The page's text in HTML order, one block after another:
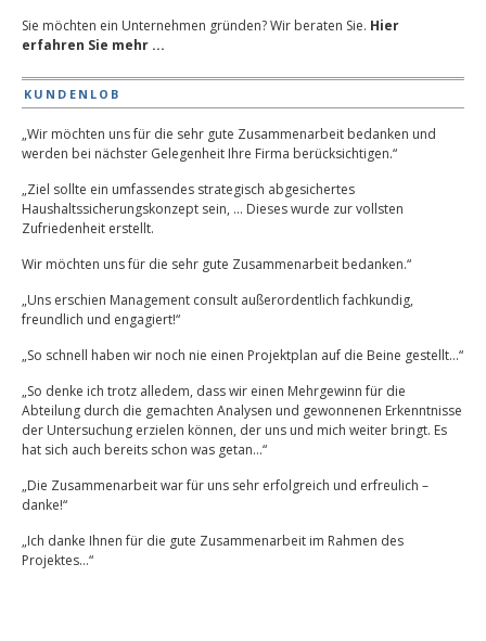
Sie möchten ein Unternehmen gründen? Wir beraten Sie. Hier
erfahren Sie mehr ...
KUNDENLOB
„Wir möchten uns für die sehr gute Zusammenarbeit bedanken und
werden bei nächster Gelegenheit Ihre Firma berücksichtigen.“
„Ziel sollte ein umfassendes strategisch abgesichertes
Haushaltssicherungskonzept sein, … Dieses wurde zur vollsten
Zufriedenheit erstellt.
Wir möchten uns für die sehr gute Zusammenarbeit bedanken.“
„Uns erschien Management consult außerordentlich fachkundig,
freundlich und engagiert!“
„So schnell haben wir noch nie einen Projektplan auf die Beine gestellt…“
„So denke ich trotz alledem, dass wir einen Mehrgewinn für die
Abteilung durch die gemachten Analysen und gewonnenen Erkenntnisse
der Untersuchung erzielen können, der uns und mich weiter bringt. Es
hat sich auch bereits schon was getan…“
„Die Zusammenarbeit war für uns sehr erfolgreich und erfreulich –
danke!“
„Ich danke Ihnen für die gute Zusammenarbeit im Rahmen des
Projektes…“